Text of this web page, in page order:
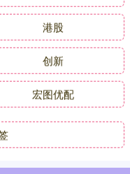
港股
创新
宏图优配